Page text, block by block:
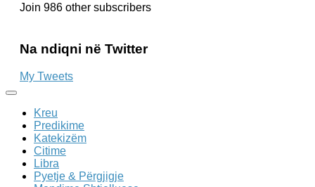
Join 986 other subscribers
Na ndiqni në Twitter
My Tweets
Kreu
Predikime
Katekizëm
Citime
Libra
Pyetje & Përgjigje